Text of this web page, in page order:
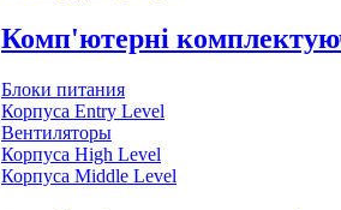
Комп'ютерні
Блоки питания
Корпуса Entry Level
Вентиляторы
Корпуса High Level
Корпуса Middle Level